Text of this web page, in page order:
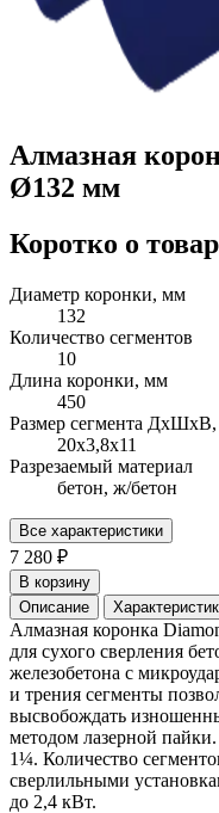
Алмазная
Ø132 мм
Коротко о
Диаметр коронки, мм
132
Количество сегментов
10
Длина коронки, мм
450
Размер сегмента
20х3,8х11
Разрезаемый материал
бетон, ж/бетон
Все характеристики
7 280 ₽
В корзину
Описание
Алмазная коронка
для сухого сверления
железобетона с
и трения сегменты
высвобождать
методом лазерной
1¼. Количество
сверлильными
до 2,4 кВт.